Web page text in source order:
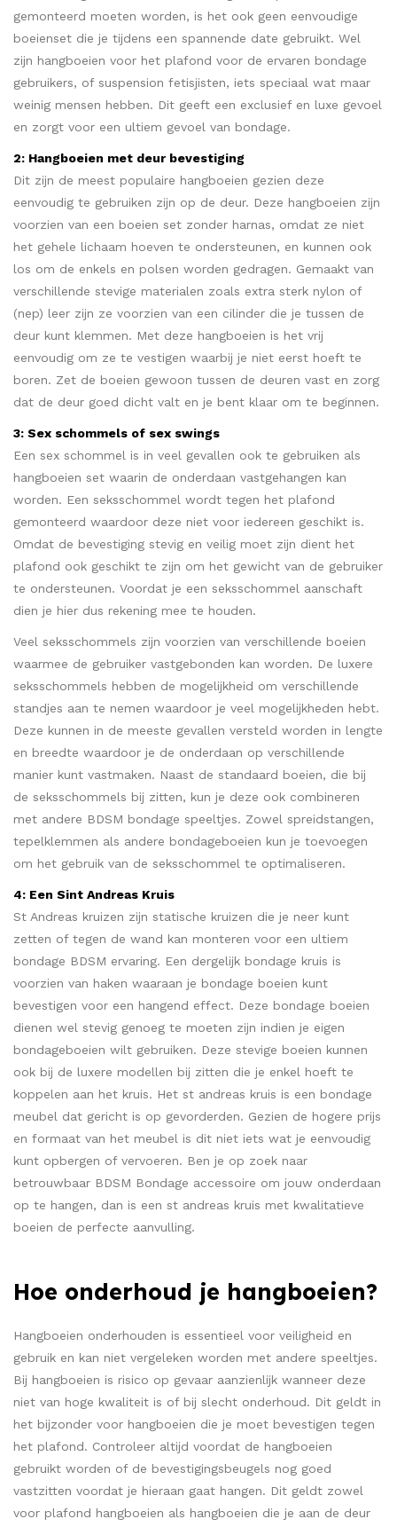
gemonteerd moeten worden, is het ook geen eenvoudige
boeienset die je tijdens een spannende date gebruikt. Wel
zijn hangboeien voor het plafond voor de ervaren bondage
gebruikers, of suspension fetisjisten, iets speciaal wat maar
weinig mensen hebben. Dit geeft een exclusief en luxe gevoel
en zorgt voor een ultiem gevoel van bondage.
2: Hangboeien met deur bevestiging
Dit zijn de meest populaire hangboeien gezien deze
eenvoudig te gebruiken zijn op de deur. Deze hangboeien zijn
voorzien van een boeien set zonder harnas, omdat ze niet
het gehele lichaam hoeven te ondersteunen, en kunnen ook
los om de enkels en polsen worden gedragen. Gemaakt van
verschillende stevige materialen zoals extra sterk nylon of
(nep) leer zijn ze voorzien van een cilinder die je tussen de
deur kunt klemmen. Met deze hangboeien is het vrij
eenvoudig om ze te vestigen waarbij je niet eerst hoeft te
boren. Zet de boeien gewoon tussen de deuren vast en zorg
dat de deur goed dicht valt en je bent klaar om te beginnen.
3: Sex schommels of sex swings
Een sex schommel is in veel gevallen ook te gebruiken als
hangboeien set waarin de onderdaan vastgehangen kan
worden. Een seksschommel wordt tegen het plafond
gemonteerd waardoor deze niet voor iedereen geschikt is.
Omdat de bevestiging stevig en veilig moet zijn dient het
plafond ook geschikt te zijn om het gewicht van de gebruiker
te ondersteunen. Voordat je een seksschommel aanschaft
dien je hier dus rekening mee te houden.
Veel seksschommels zijn voorzien van verschillende boeien
waarmee de gebruiker vastgebonden kan worden. De luxere
seksschommels hebben de mogelijkheid om verschillende
standjes aan te nemen waardoor je veel mogelijkheden hebt.
Deze kunnen in de meeste gevallen versteld worden in lengte
en breedte waardoor je de onderdaan op verschillende
manier kunt vastmaken. Naast de standaard boeien, die bij
de seksschommels bij zitten, kun je deze ook combineren
met andere BDSM bondage speeltjes. Zowel spreidstangen,
tepelklemmen als andere bondageboeien kun je toevoegen
om het gebruik van de seksschommel te optimaliseren.
4: Een Sint Andreas Kruis
St Andreas kruizen zijn statische kruizen die je neer kunt
zetten of tegen de wand kan monteren voor een ultiem
bondage BDSM ervaring. Een dergelijk bondage kruis is
voorzien van haken waaraan je bondage boeien kunt
bevestigen voor een hangend effect. Deze bondage boeien
dienen wel stevig genoeg te moeten zijn indien je eigen
bondageboeien wilt gebruiken. Deze stevige boeien kunnen
ook bij de luxere modellen bij zitten die je enkel hoeft te
koppelen aan het kruis. Het st andreas kruis is een bondage
meubel dat gericht is op gevorderden. Gezien de hogere prijs
en formaat van het meubel is dit niet iets wat je eenvoudig
kunt opbergen of vervoeren. Ben je op zoek naar
betrouwbaar BDSM Bondage accessoire om jouw onderdaan
op te hangen, dan is een st andreas kruis met kwalitatieve
boeien de perfecte aanvulling.
Hoe onderhoud je hangboeien?
Hangboeien onderhouden is essentieel voor veiligheid en
gebruik en kan niet vergeleken worden met andere speeltjes.
Bij hangboeien is risico op gevaar aanzienlijk wanneer deze
niet van hoge kwaliteit is of bij slecht onderhoud. Dit geldt in
het bijzonder voor hangboeien die je moet bevestigen tegen
het plafond. Controleer altijd voordat de hangboeien
gebruikt worden of de bevestigingsbeugels nog goed
vastzitten voordat je hieraan gaat hangen. Dit geldt zowel
voor plafond hangboeien als hangboeien die je aan de deur